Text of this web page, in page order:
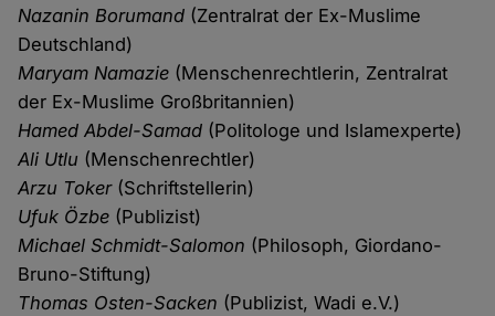
Nazanin Borumand (Zentralrat der Ex-Muslime
Deutschland)
Maryam Namazie (Menschenrechtlerin, Zentralrat
der Ex-Muslime Großbritannien)
Hamed Abdel-Samad (Politologe und Islamexperte)
Ali Utlu (Menschenrechtler)
Arzu Toker(Schriftstellerin)
Ufuk Özbe (Publizist)
Michael Schmidt-Salomon (Philosoph, Giordano-
Bruno-Stiftung)
Thomas Osten-Sacken (Publizist, Wadi e.V.)